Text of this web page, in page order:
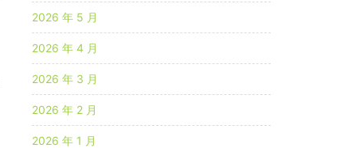
2026 年 5 月
2026 年 4 月
2026 年 3 月
2026 年 2 月
2026 年 1 月